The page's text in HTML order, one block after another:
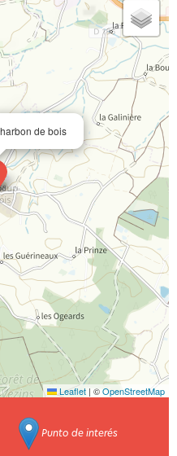
de bois
Leaflet | ©OpenStreetMap
Punto de interés